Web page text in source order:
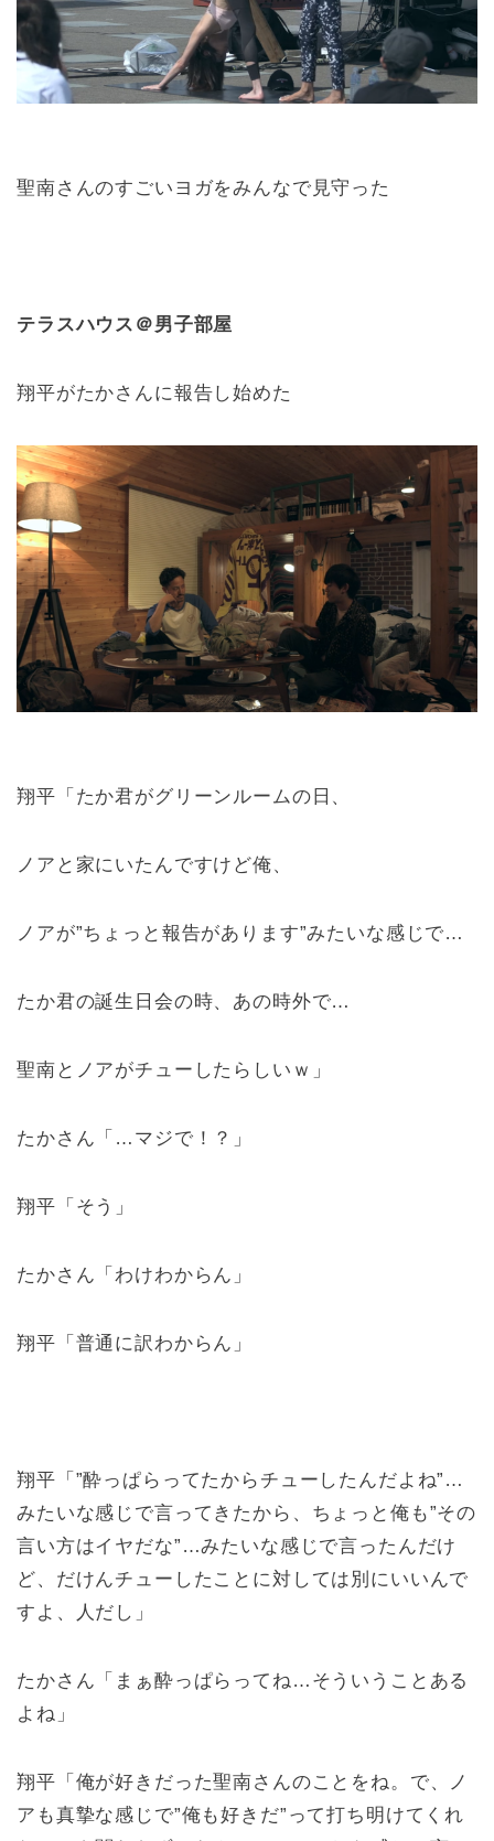
聖南さんのすごいヨガをみんなで見守った
テラスハウス＠男子部屋
翔平がたかさんに報告し始めた
翔平「たか君がグリーンルームの日、
ノアと家にいたんですけど俺、
ノアが”ちょっと報告があります”みたいな感じで…
たか君の誕生日会の時、あの時外で…
聖南とノアがチューしたらしいｗ」
たかさん「…マジで！？」
翔平「そう」
たかさん「わけわからん」
翔平「普通に訳わからん」
翔平「”酔っぱらってたからチューしたんだよね”…
みたいな感じで言ってきたから、ちょっと俺も”その
言い方はイヤだな”…みたいな感じで言ったんだけ
ど、だけんチューしたことに対しては別にいいんで
すよ、人だし」
たかさん「まぁ酔っぱらってね…そういうことある
よね」
翔平「俺が好きだった聖南さんのことをね。で、ノ
アも真摯な感じで”俺も好きだ”って打ち明けてくれ